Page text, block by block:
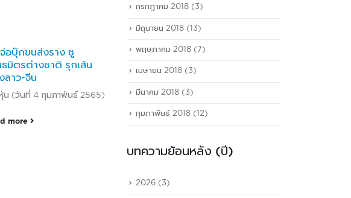
คอลัมน์เสือใหญ่
hoonsmart.com (December
11, 2018) From
: https://www.hoonsmart.com/archives/37371?
fbclid=IwAR2xDnyKnmc1utEEjWrj9z_s-
4EgO4w78tAlIoURea8TA3noo261wwkmsVYhttp://thai.logistics-
คอลัมน์โซไซตี้มาดามลิลลี่
หนังสือพิมพ์คมชัดลึก (14
read more
กรกฎาคม 2018 (3)
มิถุนายน 2018 (13)
พฤษภาคม 2018 (7)
เมษายน 2018 (3)
มีนาคม 2018 (3)
กุมภาพันธ์ 2018 (12)
บทความย้อนหลัง (ปี)
2026 (3)